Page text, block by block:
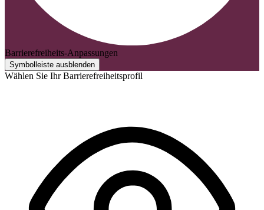
Barrierefreiheits-Anpassungen
Symbolleiste ausblenden
Wählen Sie Ihr Barrierefreiheitsprofil